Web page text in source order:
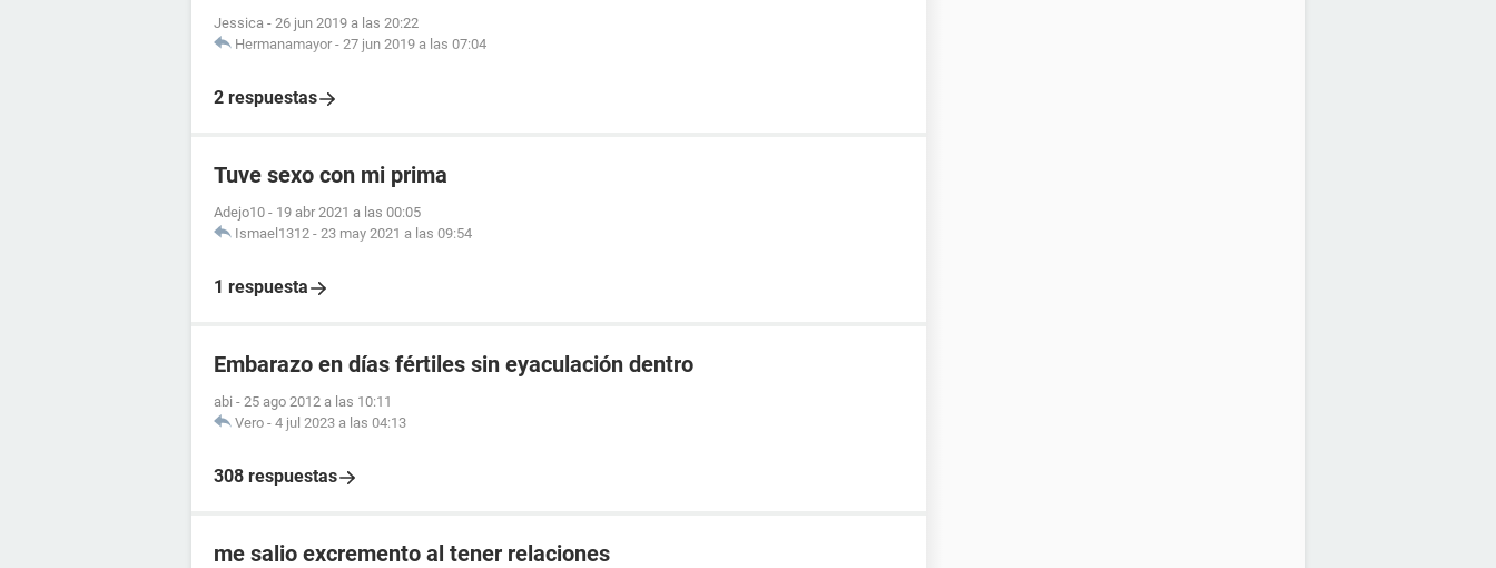
Jessica - 26 jun 2019 a las 20:22
Hermanamayor - 27 jun 2019 a las 07:04
2 respuestas
Tuve sexo con mi prima
Adejo10 - 19 abr 2021 a las 00:05
Ismael1312 - 23 may 2021 a las 09:54
1 respuesta
Embarazo en días fértiles sin eyaculación dentro
abi - 25 ago 2012 a las 10:11
Vero - 4 jul 2023 a las 04:13
308 respuestas
me salio excremento al tener relaciones